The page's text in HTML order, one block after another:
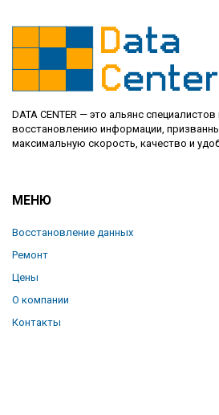
DATA CENTER — это альянс
восстановлению информации,
максимальную скорость, качество и
МЕНЮ
Восстановление данных
Ремонт
Цены
О компании
Контакты